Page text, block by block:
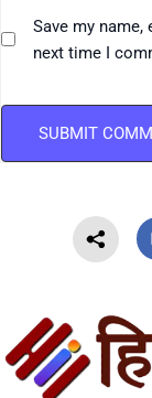
Save my
next time I